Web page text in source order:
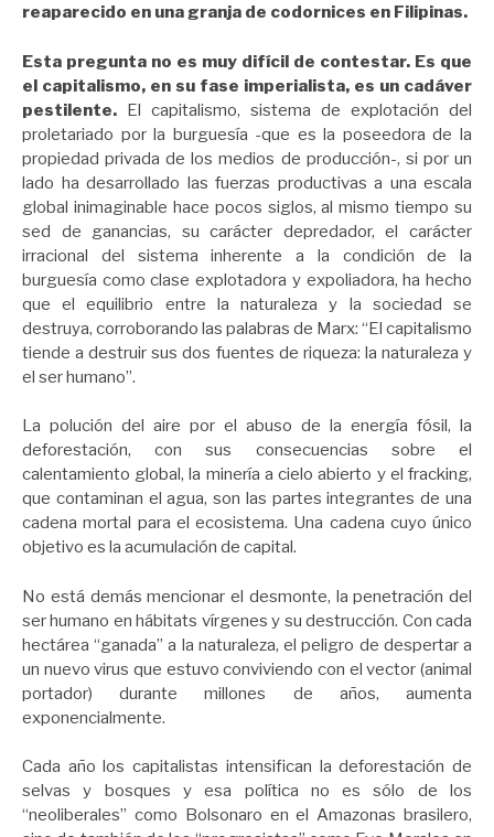
reaparecido en una granja de codornices en Filipinas.
Esta pregunta no es muy difícil de contestar. Es que
el capitalismo, en su fase imperialista, es un cadáver
pestilente. El capitalismo, sistema de explotación del
proletariado por la burguesía -que es la poseedora de la
propiedad privada de los medios de producción-, si por un
lado ha desarrollado las fuerzas productivas a una escala
global inimaginable hace pocos siglos, al mismo tiempo su
sed de ganancias, su carácter depredador, el carácter
irracional del sistema inherente a la condición de la
burguesía como clase explotadora y expoliadora, ha hecho
que el equilibrio entre la naturaleza y la sociedad se
destruya, corroborando las palabras de Marx: “El capitalismo
tiende a destruir sus dos fuentes de riqueza: la naturaleza y
el ser humano”.
La polución del aire por el abuso de la energía fósil, la
deforestación, con sus consecuencias sobre el
calentamiento global, la minería a cielo abierto y el fracking,
que contaminan el agua, son las partes integrantes de una
cadena mortal para el ecosistema. Una cadena cuyo único
objetivo es la acumulación de capital.
No está demás mencionar el desmonte, la penetración del
ser humano en hábitats vírgenes y su destrucción. Con cada
hectárea “ganada” a la naturaleza, el peligro de despertar a
un nuevo virus que estuvo conviviendo con el vector (animal
portador) durante millones de años, aumenta
exponencialmente.
Cada año los capitalistas intensifican la deforestación de
selvas y bosques y esa política no es sólo de los
“neoliberales” como Bolsonaro en el Amazonas brasilero,